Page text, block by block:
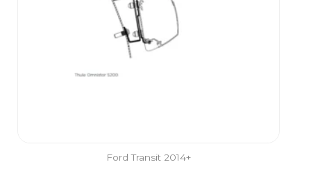
Ford Transit 2014+